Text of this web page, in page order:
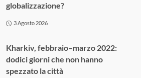
globalizzazione?
3 Agosto 2026
Kharkiv, febbraio–marzo 2022:
dodici giorni che non hanno
spezzato la città